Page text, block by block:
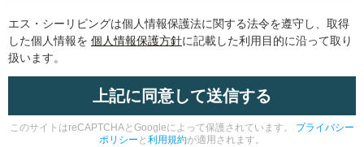
エス・シーリビングは個人情報保護法に関する法令を遵守し、取得
した個人情報を 個人情報保護方針に記載した利用目的に沿って取り
扱います。
このサイトはreCAPTCHAとGoogleによって保護されています。
プライバシー
ポリシー と 利用規約が適用されます。